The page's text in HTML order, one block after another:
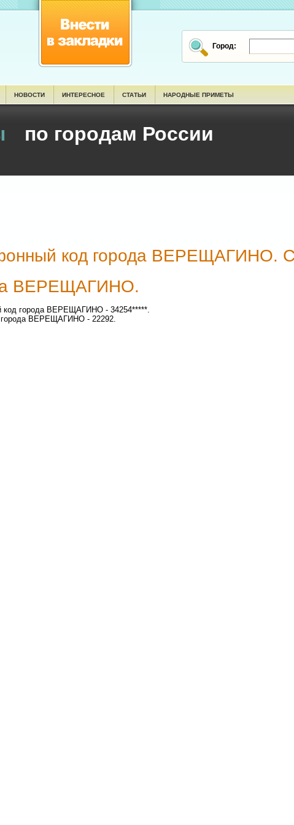
Город:
НОВОСТИ ИНТЕРЕСНОЕ СТАТЬИ НАРОДНЫЕ ПРИМЕТЫ
по городам России
код города ВЕРЕЩАГИНО.
ВЕРЕЩАГИНО.
код города ВЕРЕЩАГИНО - 34254*****.
города ВЕРЕЩАГИНО - 22292.